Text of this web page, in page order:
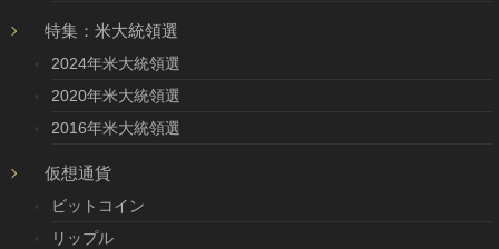
特集：米大統領選
2024年米大統領選
2020年米大統領選
2016年米大統領選
仮想通貨
ビットコイン
リップル